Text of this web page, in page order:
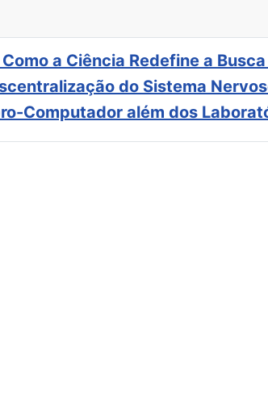
a Ciência Redefine a
do Sistema
Computador além dos